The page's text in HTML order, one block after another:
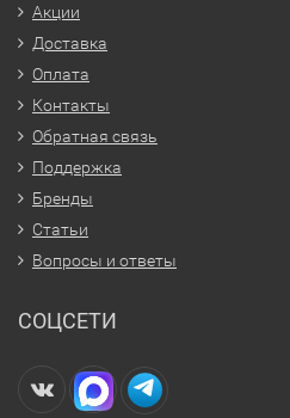
Акции
Доставка
Оплата
Контакты
Обратная связь
Поддержка
Бренды
Статьи
Вопросы и ответы
СОЦСЕТИ